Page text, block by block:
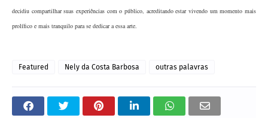
decidiu compartilhar suas experiências com o público, acreditando estar vivendo um momento mais
prolífico e mais tranquilo para se dedicar a essa arte.
Featured Nely da Costa Barbosa outras palavras